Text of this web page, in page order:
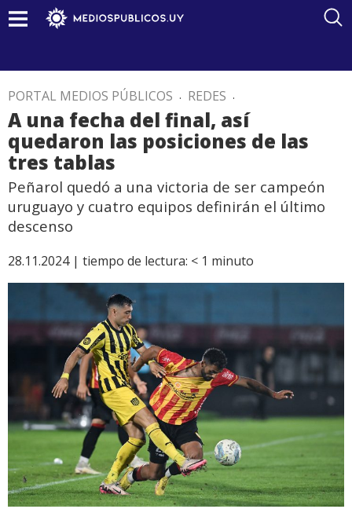
PORTAL MEDIOS PÚBLICOS . REDES .
A una fecha del final, así
quedaron las posiciones de las
tres tablas
Peñarol quedó a una victoria de ser campeón
uruguayo y cuatro equipos definirán el último
descenso
28.11.2024 | tiempo de lectura: < 1 minuto